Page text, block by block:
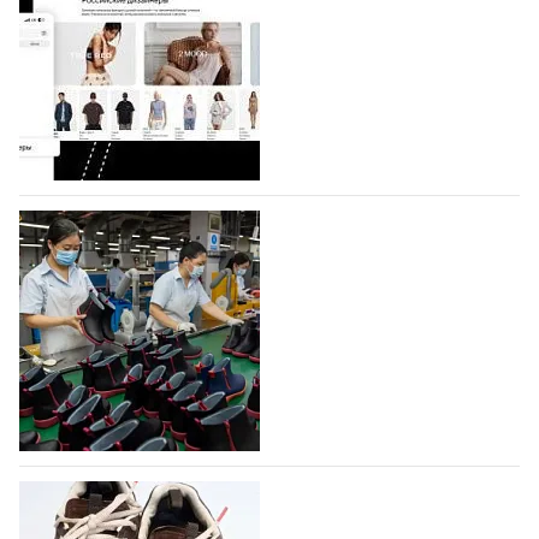
Компания BALLINA Guangzhou Lihuang Footwear
Co., Ltd., основанная в 2011 году и расположенная в
Гуанчжоу, столице моды Китая, является
профессиональной обувной компанией,
объединяющей разработку, производство и…
07.08.2026 107
На платформе Lamoda - новый раздел и
условия продвижения локальных
дизайнерских марок
Российский маркетплейс Lamoda решил обновить
раздел для продажи продукции локальных
дизайнерских марок одежды, обуви и аксессуаров.
Бренды также получат маркетинговую…
06.08.2026 406
Объем мирового производства обуви в
2025 году практически не увеличился